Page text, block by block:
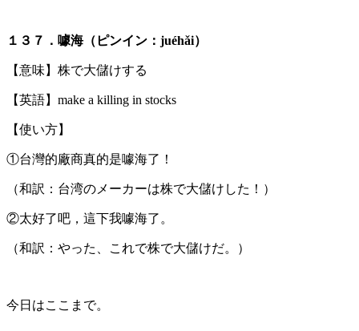
１３７．噱海（ピンイン：juéhǎi）
【意味】株で大儲けする
【英語】make a killing in stocks
【使い方】
①台灣的廠商真的是噱海了！
（和訳：台湾のメーカーは株で大儲けした！）
②太好了吧，這下我噱海了。
（和訳：やった、これで株で大儲けだ。）
今日はここまで。